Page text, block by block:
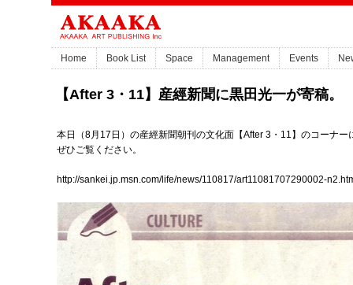
Home Book List Space Management Events
【After 3・11】産經新聞に黒田光一が寄稿。
本日（8月17日）の産經新聞朝刊の文化面【After 3・11】のコーナ
ぜひご覧ください。
http://sankei.jp.msn.com/life/news/110817/art11081707290002-